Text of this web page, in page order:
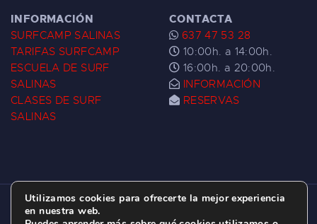
INFORMACIÓN
SURFCAMP SALINAS
TARIFAS SURFCAMP
ESCUELA DE SURF
SALINAS
CLASES DE SURF
SALINAS
CONTACTA
637 47 53 28
10:00h. a 14:00h.
16:00h. a 20:00h.
INFORMACIÓN
RESERVAS
ESCUELA DE SURF LAS DUNAS ©
2026.
Utilizamos cookies para ofrecerte la mejor experiencia
en nuestra web.